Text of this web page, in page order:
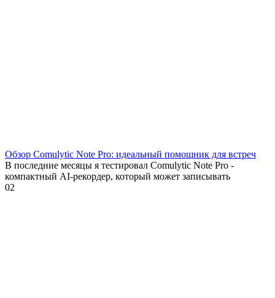
Обзор Comulytic Note Pro: идеальный помощник для встреч
В последние месяцы я тестировал Comulytic Note Pro -
компактный AI-рекордер, который может записывать
02